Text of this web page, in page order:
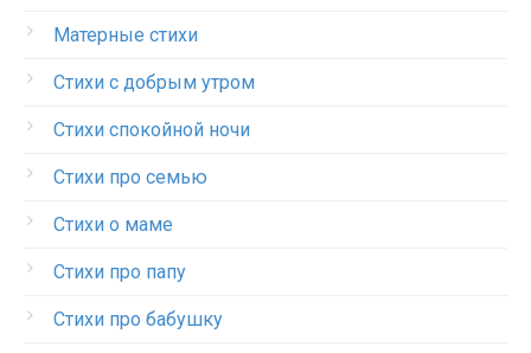
Матерные стихи
Стихи с добрым утром
Стихи спокойной ночи
Стихи про семью
Стихи о маме
Стихи про папу
Стихи про бабушку